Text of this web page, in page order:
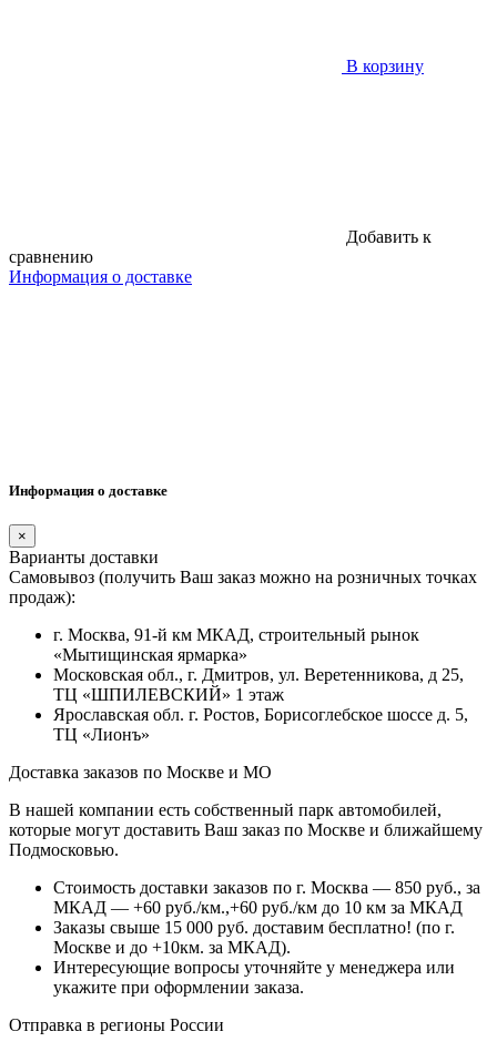
В корзину
Добавить к
сравнению
Информация о доставке
Информация о доставке
×
Варианты доставки
Самовывоз (получить Ваш заказ можно на розничных точках
продаж):
г. Москва, 91-й км МКАД, строительный рынок
«Мытищинская ярмарка»
Московская обл., г. Дмитров, ул. Веретенникова, д 25,
ТЦ «ШПИЛЕВСКИЙ» 1 этаж
Ярославская обл. г. Ростов, Борисоглебское шоссе д. 5,
ТЦ «Лионъ»
Доставка заказов по Москве и МО
В нашей компании есть собственный парк автомобилей,
которые могут доставить Ваш заказ по Москве и ближайшему
Подмосковью.
Стоимость доставки заказов по г. Москва — 850 руб., за
МКАД — +60 руб./км.,+60 руб./км до 10 км за МКАД
Заказы свыше 15 000 руб. доставим бесплатно! (по г.
Москве и до +10км. за МКАД).
Интересующие вопросы уточняйте у менеджера или
укажите при оформлении заказа.
Отправка в регионы России